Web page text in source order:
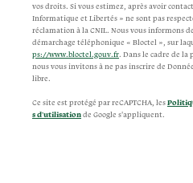
vos droits. Si vous estimez, après avoir
Informatique et Libertés » ne sont pas
réclamation à la CNIL. Nous vous informons
démarchage téléphonique « Bloctel », sur
ps://www.bloctel.gouv.fr. Dans le cadre de la
nous vous invitons à ne pas inscrire de
libre.
Ce site est protégé par reCAPTCHA, les
s d'utilisationde Google s'appliquent.